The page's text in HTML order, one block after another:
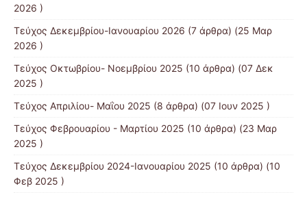
2026 )
Τεύχος Δεκεμβρίου-Ιανουαρίου 2026 (7 άρθρα) (25 Μαρ
2026 )
Τεύχος Οκτωβρίου- Νοεμβρίου 2025 (10 άρθρα) (07 Δεκ
2025 )
Τεύχος Απριλίου- Μαΐου 2025 (8 άρθρα) (07 Ιουν 2025 )
Τεύχος Φεβρουαρίου - Μαρτίου 2025 (10 άρθρα) (23 Μαρ
2025 )
Τεύχος Δεκεμβρίου 2024-Ιανουαρίου 2025 (10 άρθρα) (10
Φεβ 2025 )